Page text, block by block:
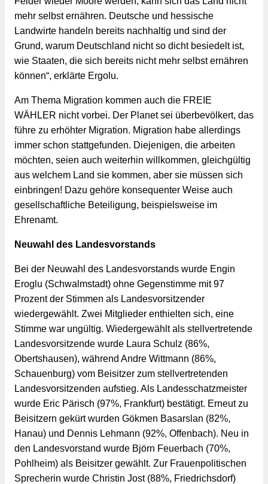
mehr selbst ernähren. Deutsche und hessische
Landwirte handeln bereits nachhaltig und sind der
Grund, warum Deutschland nicht so dicht besiedelt ist,
wie Staaten, die sich bereits nicht mehr selbst ernähren
können“, erklärte Ergolu.
Am Thema Migration kommen auch die FREIE
WÄHLER nicht vorbei. Der Planet sei überbevölkert, das
führe zu erhöhter Migration. Migration habe allerdings
immer schon stattgefunden. Diejenigen, die arbeiten
möchten, seien auch weiterhin willkommen, gleichgültig
aus welchem Land sie kommen, aber sie müssen sich
einbringen! Dazu gehöre konsequenter Weise auch
gesellschaftliche Beteiligung, beispielsweise im
Ehrenamt.
Neuwahl des Landesvorstands
Bei der Neuwahl des Landesvorstands wurde Engin
Eroglu (Schwalmstadt) ohne Gegenstimme mit 97
Prozent der Stimmen als Landesvorsitzender
wiedergewählt. Zwei Mitglieder enthielten sich, eine
Stimme war ungültig. Wiedergewählt als stellvertretende
Landesvorsitzende wurde Laura Schulz (86%,
Obertshausen), während Andre Wittmann (86%,
Schauenburg) vom Beisitzer zum stellvertretenden
Landesvorsitzenden aufstieg. Als Landesschatzmeister
wurde Eric Pärisch (97%, Frankfurt) bestätigt. Erneut zu
Beisitzern gekürt wurden Gökmen Basarslan (82%,
Hanau) und Dennis Lehmann (92%, Offenbach). Neu in
den Landesvorstand wurde Björn Feuerbach (70%,
Pohlheim) als Beisitzer gewählt. Zur Frauenpolitischen
Sprecherin wurde Christin Jost (88%, Friedrichsdorf)